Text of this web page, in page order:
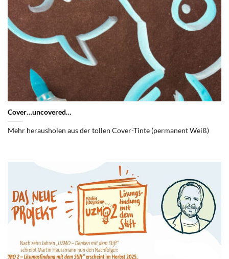
Cover…uncovered…
Mehr herausholen aus der tollen Cover-Tinte (permanent Weiß)